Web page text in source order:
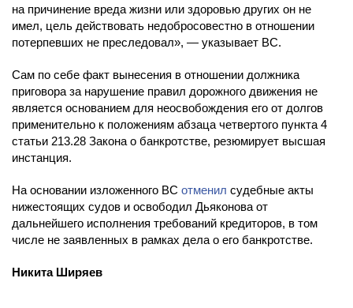
на причинение вреда жизни или здоровью других он не
имел, цель действовать недобросовестно в отношении
потерпевших не преследовал», — указывает ВС.
Сам по себе факт вынесения в отношении должника
приговора за нарушение правил дорожного движения не
является основанием для неосвобождения его от долгов
применительно к положениям абзаца четвертого пункта 4
статьи 213.28 Закона о банкротстве, резюмирует высшая
инстанция.
На основании изложенного ВС отменил судебные акты
нижестоящих судов и освободил Дьяконова от
дальнейшего исполнения требований кредиторов, в том
числе не заявленных в рамках дела о его банкротстве.
Никита Ширяев